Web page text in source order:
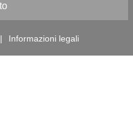
| Informazioni legali